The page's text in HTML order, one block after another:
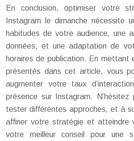
En conclusion, optimiser votre
Instagram le dimanche nécessite
habitudes de votre audience, une
données, et une adaptation de
horaires de publication. En mettant
présentés dans cet article, vous
augmenter votre taux
présence sur Instagram.
tester différentes approches, et à
affiner votre stratégie et atteindre
votre meilleur conseil pour une